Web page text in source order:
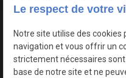
Google Maps Search
Le respect de votre
Notre site utilise des
navigation et vous offrir un
strictement nécessaires
base de notre site et ne